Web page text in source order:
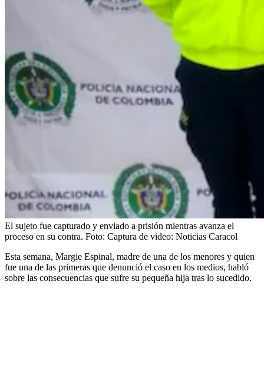
El sujeto fue capturado y enviado a prisión mientras avanza el
proceso en su contra. Foto: Captura de video: Noticias Caracol
Esta semana, Margie Espinal, madre de una de los menores y quien
fue una de las primeras que denunció el caso en los medios, habló
sobre las consecuencias que sufre su pequeña hija tras lo sucedido.